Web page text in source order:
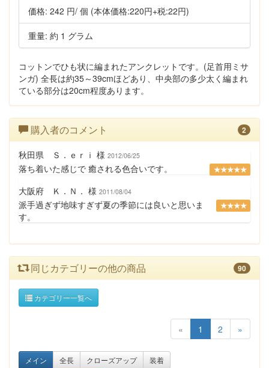
価格: 242 円/ 個 (本体価格:220円+税:22円)
重量: 約 1 グラム
コットンでひも状に編まれたアンクレットです。(足首用ミサ
ンガ) 全長は約35～39cmほどあり、中央部の多少太く編まれ
ている部分は20cm程度あります。
購入者のコメント 2
秋田県 Ｓ．ｅｒｉ 様 2012/06/25
★★★★★
落ち着いた感じで 癒される色合いです。
大阪府 Ｋ．Ｎ． 様 2011/08/04
★★★★
派手過ぎず地味すぎず夏の季節には良いと思いま
す。
同じカテゴリーの他の商品 90
カテゴリー一覧へ
« 1 2 »
メイン 全長 クローズアップ
装着